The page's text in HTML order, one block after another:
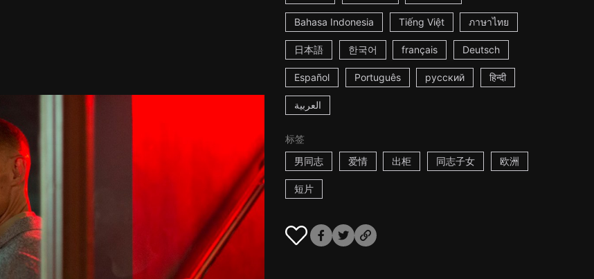
Bahasa Indonesia Tiếng Việt ภาษาไทย
日本語 한국어 français Deutsch
Español Português русский हिन्दी
العربية
标签
男同志
爱情 出柜 同志子女 欧洲
短片